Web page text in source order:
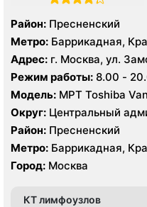
Район: Пресненский
Метро: Баррикадная,
года
Адрес: г. Москва, ул.
Режим работы: 8.00 -
Модель: МРТ Toshiba
Aquilion 64, УЗИ GE Logiq
Округ: Центральный
Район: Пресненский
Метро: Баррикадная,
года
Город: Москва
КТ лимфоузлов